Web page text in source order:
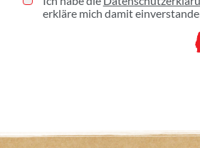
erkläre mich damit